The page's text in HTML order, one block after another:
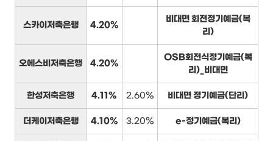
스카이저축은행 4.20%
비대면 회전정기예금(복
리)
오에스비저축은행 4.20%
OSB회전식정기예금(복
리)_비대면
한성저축은행 4.11% 2.60% 비대면 정기예금(단리)
더케이저축은행 4.10% 3.20% e-정기예금(복리)